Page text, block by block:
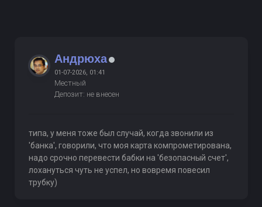
Андрюха
01-07-2026, 01:41
Местный
Депозит: не внесен
типа, у меня тоже был случай, когда звонили из
'банка', говорили, что моя карта компрометирована,
надо срочно перевести бабки на 'безопасный счет',
лохануться чуть не успел, но вовремя повесил
трубку)